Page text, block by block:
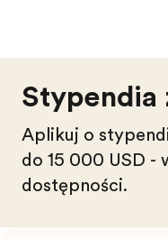
Stypendia
Aplikuj o
do 15 000 USD -
dostępności.